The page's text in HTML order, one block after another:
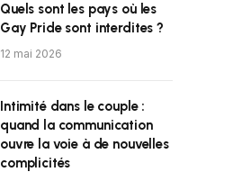
Quels sont les pays où les
Gay Pride sont interdites ?
12 mai 2026
Intimité dans le couple :
quand la communication
ouvre la voie à de nouvelles
complicités